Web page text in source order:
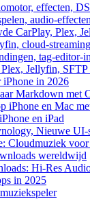
effecten,
audio-
CarPlay, Plex,
cloud-
tag-editor-
Jellyfin,
iPhone in 2026
Markdown met
iPhone en Mac
en iPad
Nieuwe UI-
Cloudmuziek
wereldwijd
Hi-Res
in 2025